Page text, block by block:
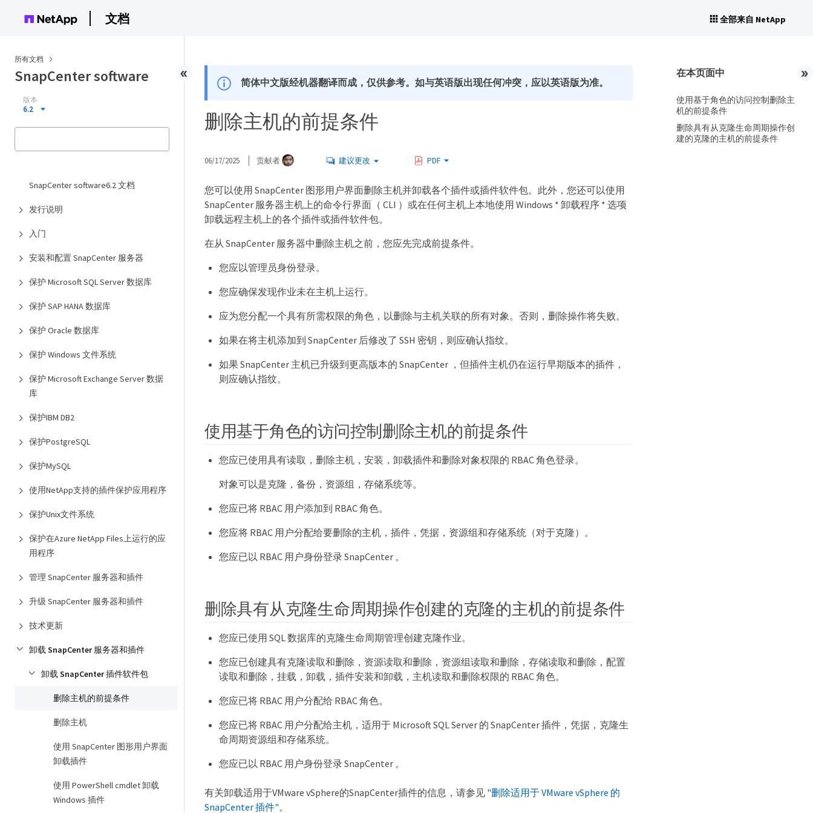
文档 全部来自 NetApp
所有文档
SnapCenter software
版本
6.2
SnapCenter software6.2 文档
发行说明
入门
安装和配置 SnapCenter 服务器
保护 Microsoft SQL Server 数据库
保护 SAP HANA 数据库
保护 Oracle 数据库
保护 Windows 文件系统
保护 Microsoft Exchange Server 数据
库
保护IBM DB2
保护PostgreSQL
保护MySQL
使用NetApp支持的插件保护应用程序
保护Unix文件系统
保护在Azure NetApp Files上运行的应
用程序
管理 SnapCenter 服务器和插件
升级 SnapCenter 服务器和插件
技术更新
卸载 SnapCenter 服务器和插件
卸载 SnapCenter 插件软件包
删除主机的前提条件
删除主机
使用 SnapCenter 图形用户界面
卸载插件
使用 PowerShell cmdlet 卸载
Windows 插件
简体中文版经机器翻译而成，仅供参考。如与英语版出现任何冲突，应以英语版为准。
删除主机的前提条件
06/17/2025 贡献者 建议更改 PDF
您可以使用 SnapCenter 图形用户界面删除主机并卸载各个插件或插件软件包。此外，您还可以使用
SnapCenter 服务器主机上的命令行界面（ CLI ）或在任何主机上本地使用 Windows * 卸载程序 * 选项
卸载远程主机上的各个插件或插件软件包。
在从 SnapCenter 服务器中删除主机之前，您应先完成前提条件。
您应以管理员身份登录。
您应确保发现作业未在主机上运行。
应为您分配一个具有所需权限的角色，以删除与主机关联的所有对象。否则，删除操作将失败。
如果在将主机添加到 SnapCenter 后修改了 SSH 密钥，则应确认指纹。
如果 SnapCenter 主机已升级到更高版本的 SnapCenter ，但插件主机仍在运行早期版本的插件，
则应确认指纹。
使用基于角色的访问控制删除主机的前提条件
您应已使用具有读取，删除主机，安装，卸载插件和删除对象权限的 RBAC 角色登录。
对象可以是克隆，备份，资源组，存储系统等。
您应已将 RBAC 用户添加到 RBAC 角色。
您应将 RBAC 用户分配给要删除的主机，插件，凭据，资源组和存储系统（对于克隆）。
您应已以 RBAC 用户身份登录 SnapCenter 。
删除具有从克隆生命周期操作创建的克隆的主机的前提条件
您应已使用 SQL 数据库的克隆生命周期管理创建克隆作业。
您应已创建具有克隆读取和删除，资源读取和删除，资源组读取和删除，存储读取和删除，配置
读取和删除，挂载，卸载，插件安装和卸载，主机读取和删除权限的 RBAC 角色。
您应已将 RBAC 用户分配给 RBAC 角色。
您应已将 RBAC 用户分配给主机，适用于 Microsoft SQL Server 的 SnapCenter 插件，凭据，克隆生
命周期资源组和存储系统。
您应已以 RBAC 用户身份登录 SnapCenter 。
有关卸载适用于VMware vSphere的SnapCenter插件的信息，请参见 "删除适用于 VMware vSphere 的
SnapCenter 插件"。
在本页面中
使用基于角色的访问控制删除主
机的前提条件
删除具有从克隆生命周期操作创
建的克隆的主机的前提条件